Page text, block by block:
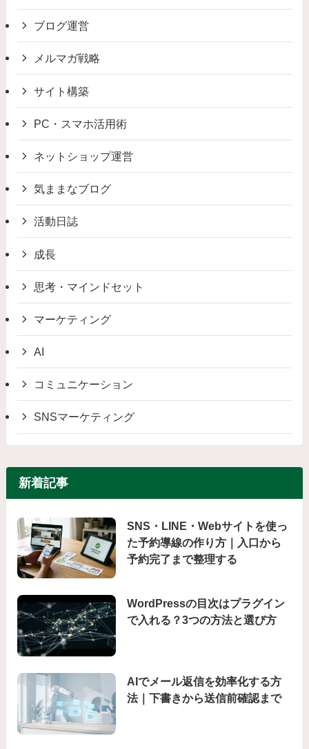
ブログ運営
メルマガ戦略
サイト構築
PC・スマホ活用術
ネットショップ運営
気ままなブログ
活動日誌
成長
思考・マインドセット
マーケティング
AI
コミュニケーション
SNSマーケティング
新着記事
SNS・LINE・Webサイトを使っ
た予約導線の作り方｜入口から
予約完了まで整理する
WordPressの目次はプラグイン
で入れる？3つの方法と選び方
AIでメール返信を効率化する方
法｜下書きから送信前確認まで